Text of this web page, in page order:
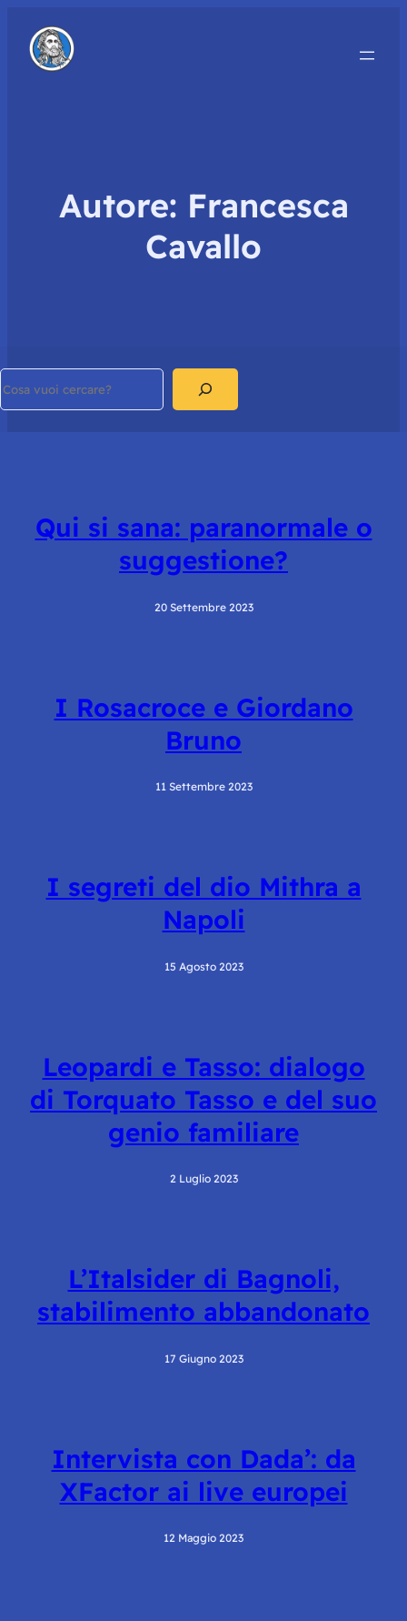
Autore: Francesca
Cavallo
Qui si sana: paranormale o
suggestione?
20 Settembre 2023
I Rosacroce e Giordano
Bruno
11 Settembre 2023
I segreti del dio Mithra a
Napoli
15 Agosto 2023
Leopardi e Tasso: dialogo
di Torquato Tasso e del suo
genio familiare
2 Luglio 2023
L’Italsider di Bagnoli,
stabilimento abbandonato
17 Giugno 2023
Intervista con Dada’: da
XFactor ai live europei
12 Maggio 2023